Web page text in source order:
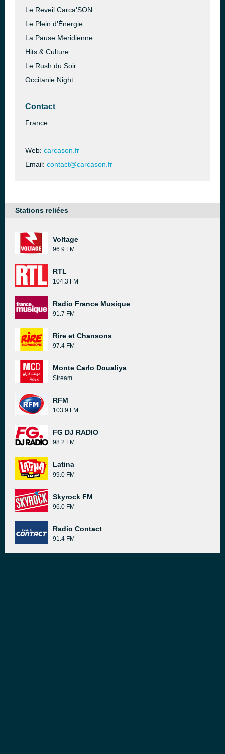
Le Reveil Carca'SON
Le Plein d'Énergie
La Pause Meridienne
Hits & Culture
Le Rush du Soir
Occitanie Night
Contact
France
Web: carcason.fr
Email: contact@carcason.fr
Stations reliées
Voltage
96.9 FM
RTL
104.3 FM
Radio France Musique
91.7 FM
Rire et Chansons
97.4 FM
Monte Carlo Doualiya
Stream
RFM
103.9 FM
FG DJ RADIO
98.2 FM
Latina
99.0 FM
Skyrock FM
96.0 FM
Radio Contact
91.4 FM